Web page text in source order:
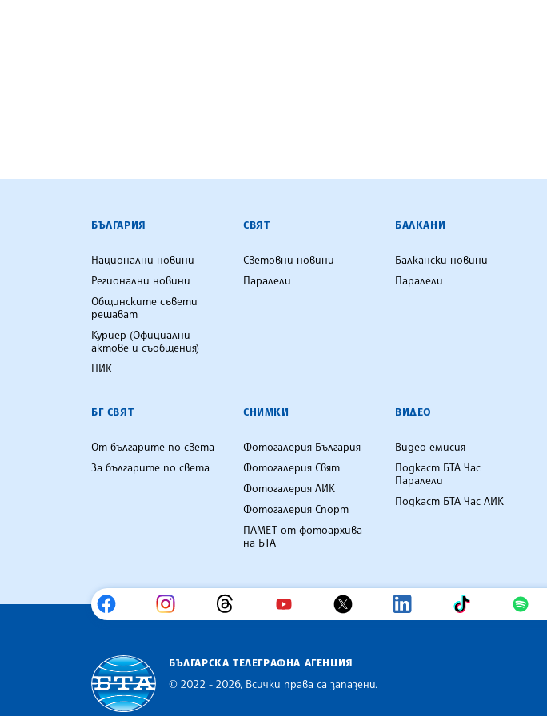
БЪЛГАРСКА ТЕЛЕГРАФНА АГЕНЦИЯ
БЪЛГАРИЯ
Национални новини
Регионални новини
Общинските съвети
решават
Куриер (Официални
актове и съобщения)
ЦИК
СВЯТ
Световни новини
Паралели
БАЛКАНИ
Балкански новини
Паралели
БГ СВЯТ
От българите по света
За българите по света
СНИМКИ
Фотогалерия България
Фотогалерия Свят
Фотогалерия ЛИК
Фотогалерия Спорт
ПАМЕТ от фотоархива
на БТА
ВИДЕО
Видео емисия
Подкаст БТА Час
Паралели
Подкаст БТА Час ЛИК
БЪЛГАРСКА ТЕЛЕГРАФНА АГЕНЦИЯ
© 2022 - 2026, Всички права са запазени.